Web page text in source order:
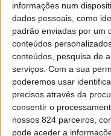
informações num
dados pessoais, como
padrão enviadas por um
conteúdos
conteúdos, pesquisa de
serviços. Com a sua
poderemos usar
precisos através da
consentir o
nossos 824 parceiros,
pode aceder a
A gente se
dado. A gente se
aquela pessoa
por fora.
A gente se
quer nos ter na
muito, quando ela